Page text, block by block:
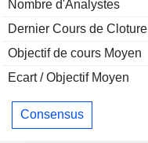
Nombre d'Analystes
Dernier Cours de Cloture
Objectif de cours Moyen
Ecart / Objectif Moyen
Consensus